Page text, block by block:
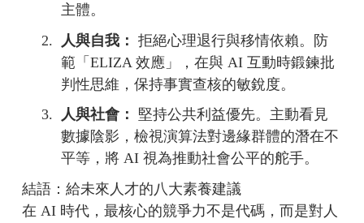
主體。
2.
人與自我： 拒絕心理退行與移情依賴。防
範「ELIZA 效應」，在與 AI 互動時鍛鍊批
判性思維，保持事實查核的敏銳度。
3.
人與社會：
堅持公共利益優先。主動看見
數據陰影，檢視演算法對邊緣群體的潛在不
平等，將 AI 視為推動社會公平的舵手。
結語：給未來人才的八大素養建議
在 AI 時代，最核心的競爭力不是代碼，而是對人